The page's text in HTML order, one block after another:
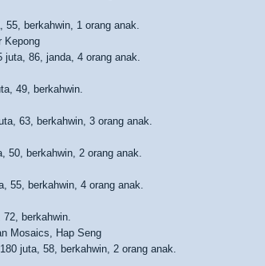
55, berkahwin, 1 orang anak.
Kepong
juta, 86, janda, 4 orang anak.
49, berkahwin.
63, berkahwin, 3 orang anak.
50, berkahwin, 2 orang anak.
55, berkahwin, 4 orang anak.
72, berkahwin.
Mosaics, Hap Seng
juta, 58, berkahwin, 2 orang anak.